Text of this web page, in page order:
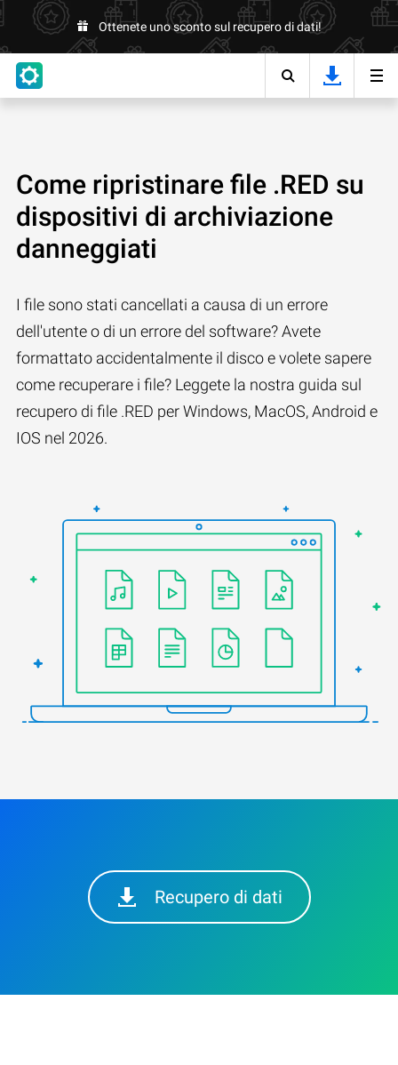
Ottenete uno sconto sul recupero di dati!
Come ripristinare file .RED su
dispositivi di archiviazione
danneggiati
I file sono stati cancellati a causa di un errore
dell'utente o di un errore del software? Avete
formattato accidentalmente il disco e volete sapere
come recuperare i file? Leggete la nostra guida sul
recupero di file .RED per Windows, MacOS, Android e
IOS nel 2026.
Recupero di dati